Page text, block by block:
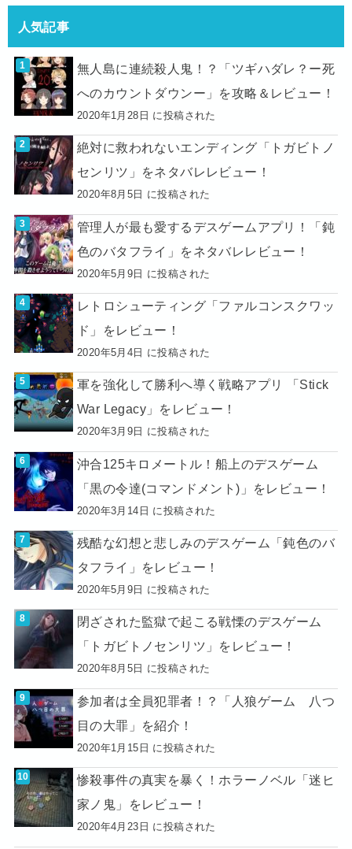
人気記事
無人島に連続殺人鬼！？「ツギハダレ？ー死
へのカウントダウンー」を攻略＆レビュー！
2020年1月28日 に投稿された
絶対に救われないエンディング「トガビトノ
センリツ」をネタバレレビュー！
2020年8月5日 に投稿された
管理人が最も愛するデスゲームアプリ！「鈍
色のバタフライ」をネタバレレビュー！
2020年5月9日 に投稿された
レトロシューティング「ファルコンスクワッ
ド」をレビュー！
2020年5月4日 に投稿された
軍を強化して勝利へ導く戦略アプリ 「Stick
War Legacy」をレビュー！
2020年3月9日 に投稿された
沖合125キロメートル！船上のデスゲーム
「黒の令達(コマンドメント)」をレビュー！
2020年3月14日 に投稿された
残酷な幻想と悲しみのデスゲーム「鈍色のバ
タフライ」をレビュー！
2020年5月9日 に投稿された
閉ざされた監獄で起こる戦慄のデスゲーム
「トガビトノセンリツ」をレビュー！
2020年8月5日 に投稿された
参加者は全員犯罪者！？「人狼ゲーム 八つ
目の大罪」を紹介！
2020年1月15日 に投稿された
惨殺事件の真実を暴く！ホラーノベル「迷ヒ
家ノ鬼」をレビュー！
2020年4月23日 に投稿された